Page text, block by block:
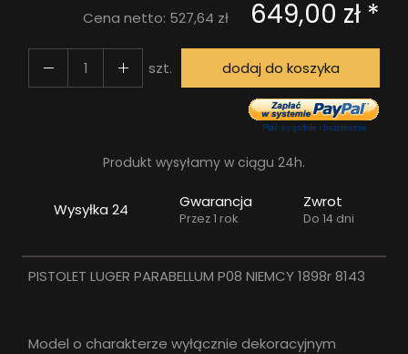
Cena netto: 527,64 zł 649,00 zł *
szt. dodaj do koszyka
Produkt wysyłamy w ciągu 24h.
Wysyłka 24 Gwarancja
Przez 1 rok
Zwrot
Do 14 dni
PISTOLET LUGER PARABELLUM P08 NIEMCY 1898r 8143
Model o charakterze wyłącznie dekoracyjnym